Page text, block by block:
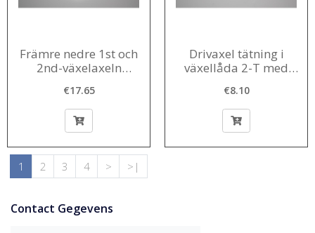
Främre nedre 1st och
2nd-växelaxeln
1956-1980
€17.65
Drivaxel tätning i
växellåda 2-T med
€8.10
1 2 3 4 > >|
Contact Gegevens